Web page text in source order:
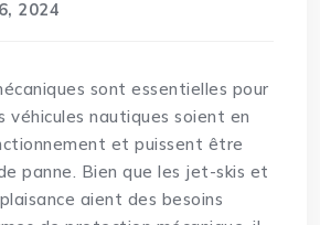
2024
sont essentielles pour
véhicules nautiques soient en
et puissent être
panne. Bien que les jet-skis et
aient des besoins